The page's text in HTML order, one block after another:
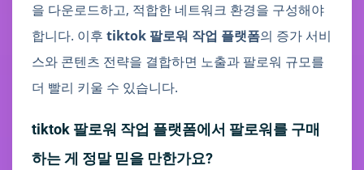
을 다운로드하고, 적합한 네트워크 환경을 구성해야
합니다. 이후 tiktok 팔로워 작업 플랫폼의 증가 서비
스와 콘텐츠 전략을 결합하면 노출과 팔로워 규모를
더 빨리 키울 수 있습니다.
tiktok 팔로워 작업 플랫폼에서 팔로워를 구매
하는 게 정말 믿을 만한가요?